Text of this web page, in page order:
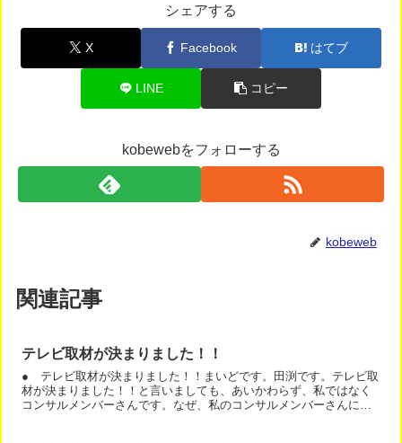
シェアする
X Facebook はてブ
LINE コピー
kobewebをフォローする
kobeweb
関連記事
テレビ取材が決まりました！！
● テレビ取材が決まりました！！まいどです。田渕です。テレビ取
材が決まりました！！と言いましても、あいかわらず、私ではなく
コンサルメンバーさんです。なぜ、私のコンサルメンバーさんに、